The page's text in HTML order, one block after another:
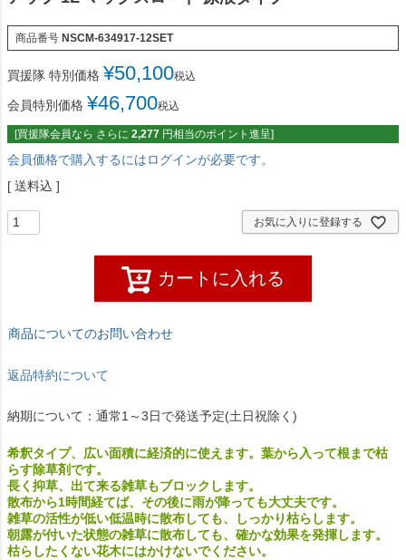
商品番号 NSCM-634917-12SET
買援隊 特別価格 ¥50,100税込
会員特別価格 ¥46,700税込
[買援隊会員なら さらに 2,277 円相当のポイント進呈]
会員価格で購入するにはログインが必要です。
送料込
お気に入りに登録する
カートに入れる
商品についてのお問い合わせ
返品特約について
納期について：通常1～3日で発送予定(土日祝除く)
希釈タイプ、広い面積に経済的に使えます。葉から入って根まで枯
らす除草剤です。
長く抑草、出て来る雑草もブロックします。
散布から1時間経てば、その後に雨が降っても大丈夫です。
雑草の活性が低い低温時に散布しても、しっかり枯らします。
朝露が付いた状態の雑草に散布しても、確かな効果を発揮します。
枯らしたくない花木にはかけないでください。